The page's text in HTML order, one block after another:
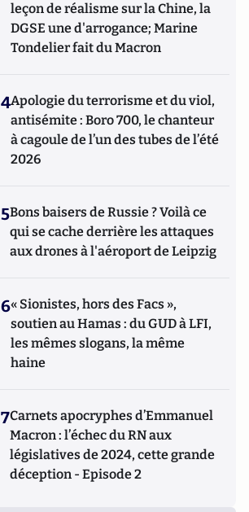
leçon de réalisme sur la Chine, la
DGSE une d'arrogance; Marine
Tondelier fait du Macron
4Apologie du terrorisme et du viol,
antisémite : Boro 700, le chanteur
à cagoule de l’un des tubes de l’été
2026
5Bons baisers de Russie ? Voilà ce
qui se cache derrière les attaques
aux drones à l'aéroport de Leipzig
6« Sionistes, hors des Facs »,
soutien au Hamas : du GUD à LFI,
les mêmes slogans, la même
haine
7Carnets apocryphes d’Emmanuel
Macron : l’échec du RN aux
législatives de 2024, cette grande
déception - Episode 2